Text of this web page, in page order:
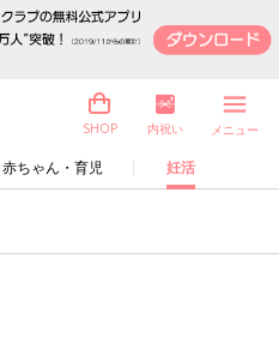
赤ちゃん・育児 妊活
SHOP 内祝い メニュー